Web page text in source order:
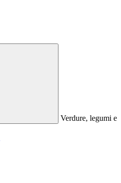
Verdure, legumi e